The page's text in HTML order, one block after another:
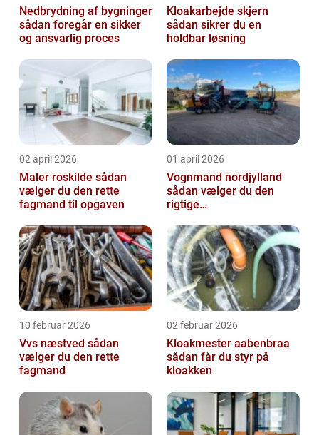
Nedbrydning af bygninger
sådan foregår en sikker
og ansvarlig proces
Kloakarbejde skjern
sådan sikrer du en
holdbar løsning
02 april 2026
Maler roskilde sådan
vælger du den rette
fagmand til opgaven
01 april 2026
Vognmand nordjylland
sådan vælger du den
rigtige
10 februar 2026
Vvs næstved sådan
vælger du den rette
fagmand
02 februar 2026
Kloakmester aabenbraa
sådan får du styr på
kloakken